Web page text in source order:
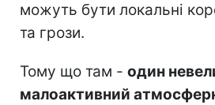
можуть бути локальні
та грози.
Тому що там - один
малоактивний